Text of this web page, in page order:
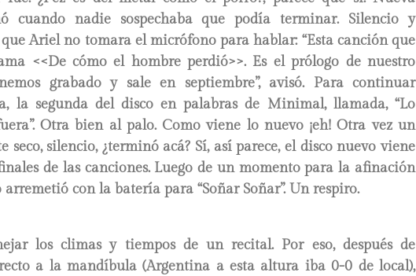
cuando nadie sospechaba que podía terminar. Silencio y
que Ariel no tomara el micrófono para hablar: “Esta canción que
<<De cómo el hombre perdió>>. Es el prólogo de nuestro
grabado y sale en septiembre”, avisó. Para continuar
la segunda del disco en palabras de Minimal, llamada, “Lo
Otra bien al palo. Como viene lo nuevo ¡eh! Otra vez un
silencio, ¿terminó acá? Sí, así parece, el disco nuevo viene
de las canciones. Luego de un momento para la afinación
con la batería para “Soñar Soñar”. Un respiro.
los climas y tiempos de un recital. Por eso, después de
a la mandíbula (Argentina a esta altura iba 0-0 de local),